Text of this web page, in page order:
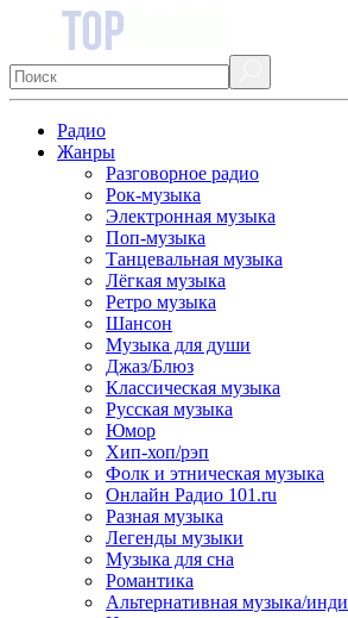
Радио
Жанры
Разговорное радио
Рок-музыка
Электронная музыка
Поп-музыка
Танцевальная музыка
Лёгкая музыка
Ретро музыка
Шансон
Музыка для души
Джаз/Блюз
Классическая музыка
Русская музыка
Юмор
Хип-хоп/рэп
Фолк и этническая музыка
Онлайн Радио 101.ru
Разная музыка
Легенды музыки
Музыка для сна
Романтика
Альтернативная музыка/инди